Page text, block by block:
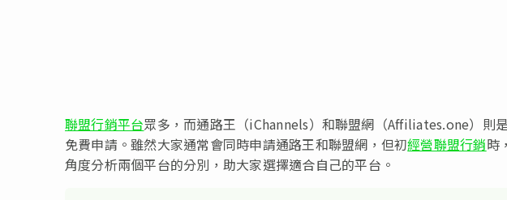
聯盟行銷平台眾多，而通路王（iChannels）和聯盟網（Affiliates.one）則
免費申請。雖然大家通常會同時申請通路王和聯盟網，但初經營聯盟行銷時
角度分析兩個平台的分別，助大家選擇適合自己的平台。